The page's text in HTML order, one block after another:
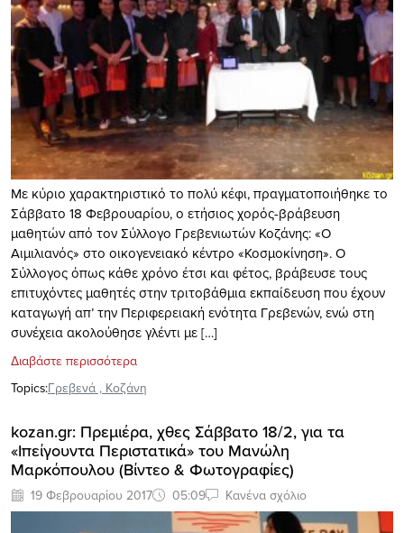
Με κύριο χαρακτηριστικό το πολύ κέφι, πραγματοποιήθηκε το
Σάββατο 18 Φεβρουαρίου, ο ετήσιος χορός-βράβευση
μαθητών από τον Σύλλογο Γρεβενιωτών Κοζάνης: «Ο
Αιμιλιανός» στο οικογενειακό κέντρο «Κοσμοκίνηση». Ο
Σύλλογος όπως κάθε χρόνο έτσι και φέτος, βράβευσε τους
επιτυχόντες μαθητές στην τριτοβάθμια εκπαίδευση που έχουν
καταγωγή απ’ την Περιφερειακή ενότητα Γρεβενών, ενώ στη
συνέχεια ακολούθησε γλέντι με […]
Διαβάστε περισσότερα
Topics:Γρεβενά , Κοζάνη
kozan.gr: Πρεμιέρα, χθες Σάββατο 18/2, για τα
«Ιπείγουντα Περιστατικά» του Μανώλη
Μαρκόπουλου (Bίντεο & Φωτογραφίες)
19 Φεβρουαρίου 2017 05:09 Κανένα σχόλιο